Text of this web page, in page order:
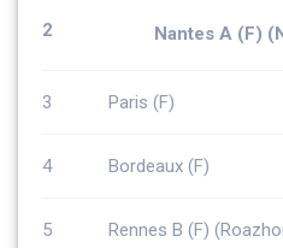
2 Nantes A (F)
3 Paris (F)
4 Bordeaux (F)
5 Rennes B (F)